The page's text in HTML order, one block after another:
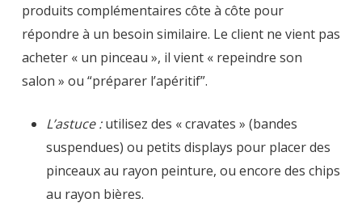
produits complémentaires côte à côte pour
répondre à un besoin similaire. Le client ne vient pas
acheter « un pinceau », il vient « repeindre son
salon » ou “préparer l’apéritif”.
L’astuce :utilisez des « cravates » (bandes
suspendues) ou petits displays pour placer des
pinceaux au rayon peinture, ou encore des chips
au rayon bières.